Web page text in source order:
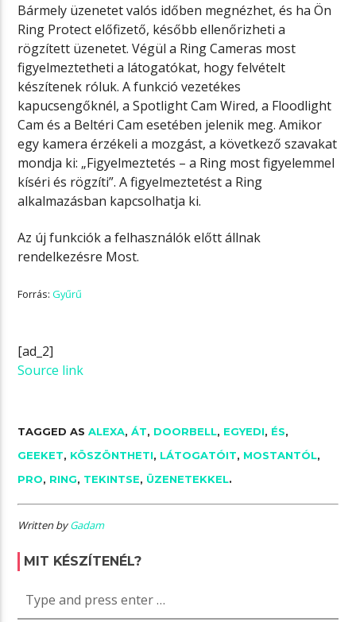
Bármely üzenetet valós időben megnézhet, és ha Ön
Ring Protect előfizető, később ellenőrizheti a
rögzített üzenetet. Végül a Ring Cameras most
figyelmeztetheti a látogatókat, hogy felvételt
készítenek róluk. A funkció vezetékes
kapucsengőknél, a Spotlight Cam Wired, a Floodlight
Cam és a Beltéri Cam esetében jelenik meg. Amikor
egy kamera érzékeli a mozgást, a következő szavakat
mondja ki: „Figyelmeztetés – a Ring most figyelemmel
kíséri és rögzíti”. A figyelmeztetést a Ring
alkalmazásban kapcsolhatja ki.
Az új funkciók a felhasználók előtt állnak
rendelkezésre Most.
Forrás:Gyűrű
[ad_2]
Source link
TAGGED ASALEXA,ÁT, DOORBELL, EGYEDI, ÉS,
GEEKET, KÖSZÖNTHETI, LÁTOGATÓIT, MOSTANTÓL,
PRO, RING, TEKINTSE, ÜZENETEKKEL.
Written byGadam
MIT KÉSZÍTENÉL?